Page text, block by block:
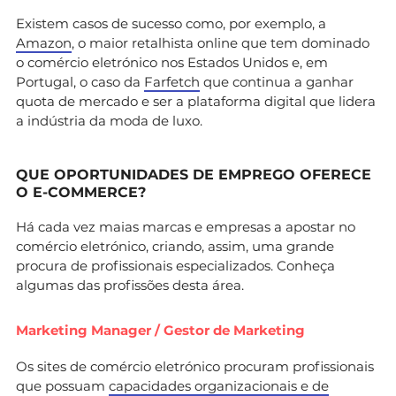
Existem casos de sucesso como, por exemplo, a
Amazon, o maior retalhista online que tem dominado
o comércio eletrónico nos Estados Unidos e, em
Portugal, o caso da Farfetch que continua a ganhar
quota de mercado e ser a plataforma digital que lidera
a indústria da moda de luxo.
QUE OPORTUNIDADES DE EMPREGO OFERECE
O E-COMMERCE?
Há cada vez maias marcas e empresas a apostar no
comércio eletrónico, criando, assim, uma grande
procura de profissionais especializados. Conheça
algumas das profissões desta área.
Marketing Manager / Gestor de Marketing
Os sites de comércio eletrónico procuram profissionais
que possuam capacidades organizacionais e de